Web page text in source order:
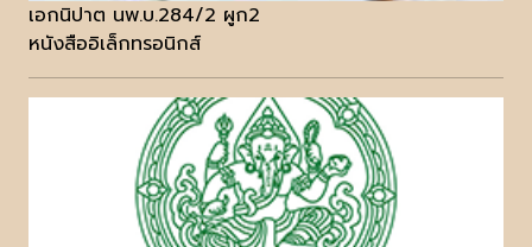
เอกนิปาต นพ.บ.284/2 ผูก2
หนังสืออิเล็กทรอนิกส์